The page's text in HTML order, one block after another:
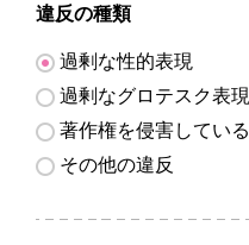
違反の種類
過剰な性的表現
過剰なグロテスク表現
著作権を侵害している
その他の違反